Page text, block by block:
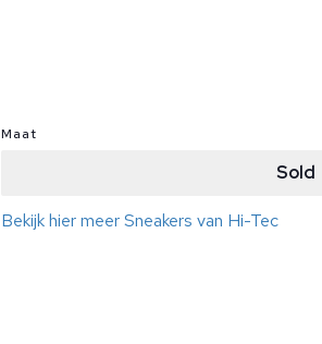
Maat
Sold
Bekijk hier meer Sneakers van Hi-Tec